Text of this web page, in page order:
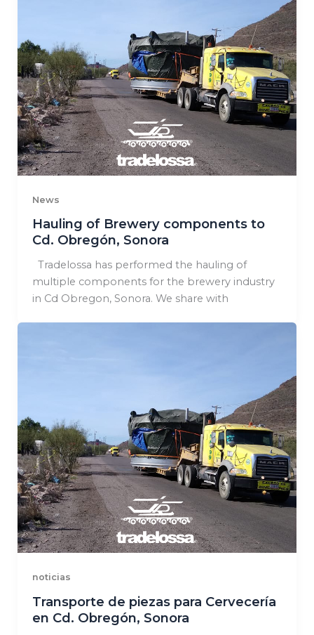
News
Hauling of Brewery components to
Cd. Obregón, Sonora
Tradelossa has performed the hauling of
multiple components for the brewery industry
in Cd Obregon, Sonora. We share with
noticias
Transporte de piezas para Cervecería
en Cd. Obregón, Sonora